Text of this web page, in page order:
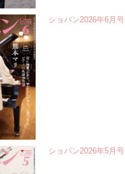
ショパン2026年6月号
ショパン2026年5月号